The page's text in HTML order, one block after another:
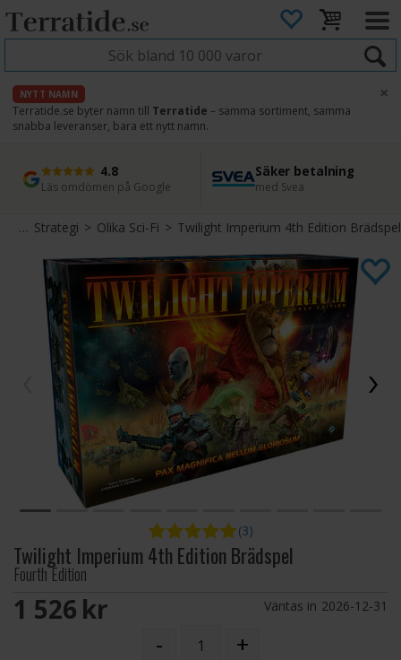
NYTT NAMN
Terratide.se byter namn till Terratide – samma sortiment, samma
snabba leveranser, bara ett nytt namn.
×
4.8
Läs omdömen på Google
Säker betalning
med Svea
Snabb leverans
Direkt från lager
45 dagars ångerrätt
Enkel retur
>Strategi>Olika Sci-Fi>Twilight Imperium 4th Edition Brädspel
(3)
Twilight Imperium 4th Edition Brädspel
Fourth Edition
1 526 SEK Väntas in 2026-12-31
- +